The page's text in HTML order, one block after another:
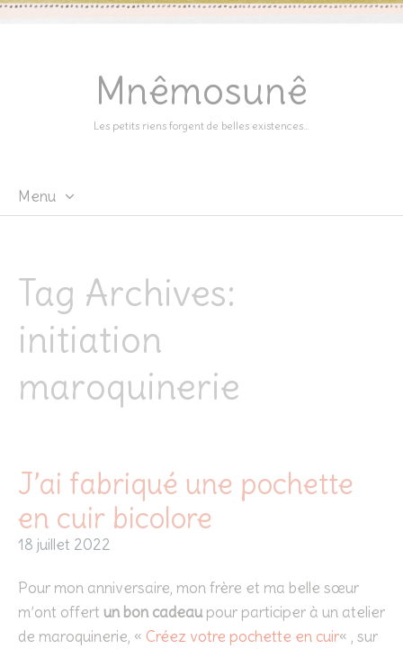
Mnêmosunê
Les petits riens forgent de belles existences…
Menu
Tag Archives:
initiation
maroquinerie
J’ai fabriqué une pochette
en cuir bicolore
18 juillet 2022
Pour mon anniversaire, mon frère et ma belle sœur
m’ont offert un bon cadeaupour participer à un atelier
de maroquinerie, « Créez votre pochette en cuir« , sur